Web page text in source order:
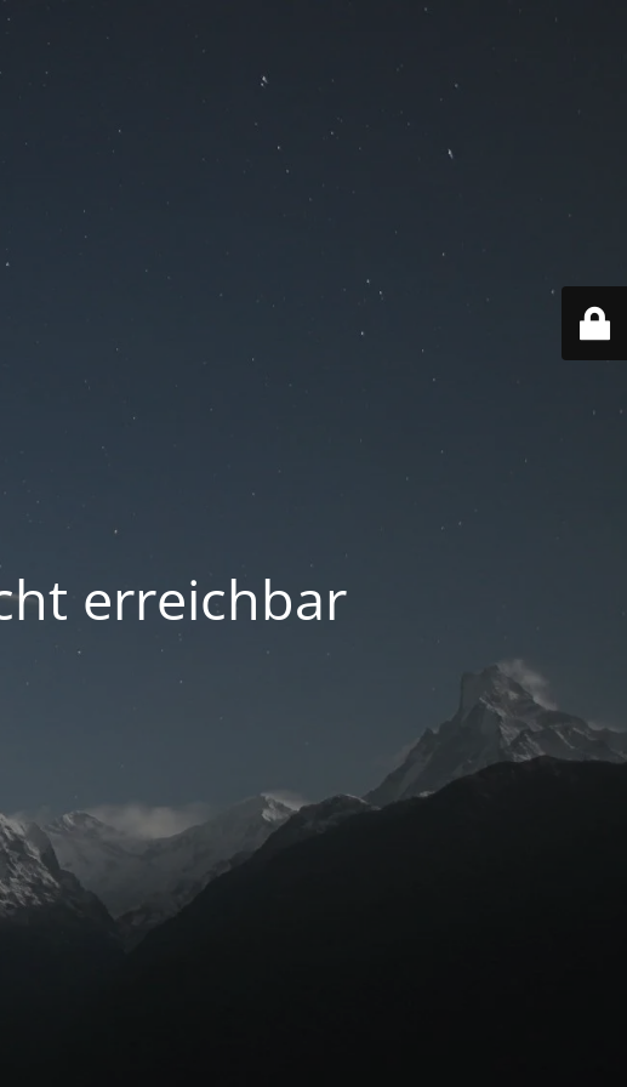
erreichbar